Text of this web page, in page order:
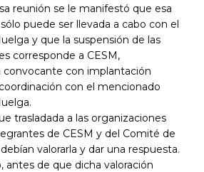
reunión se le manifestó que esa
puede ser llevada a cabo con el
y que la suspensión de las
corresponde a CESM,
convocante con implantación
con el mencionado
trasladada a las organizaciones
de CESM y del Comité de
valorarla y dar una respuesta.
antes de que dicha valoración